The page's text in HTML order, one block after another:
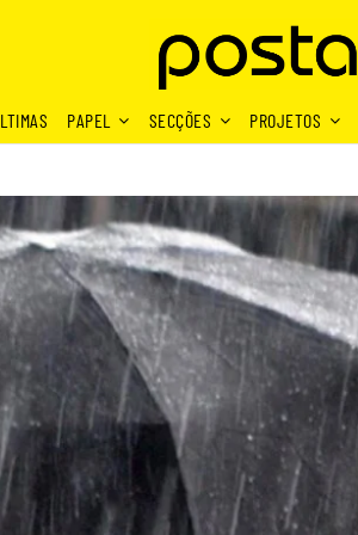
PAPEL SECÇÕES PROJETOS